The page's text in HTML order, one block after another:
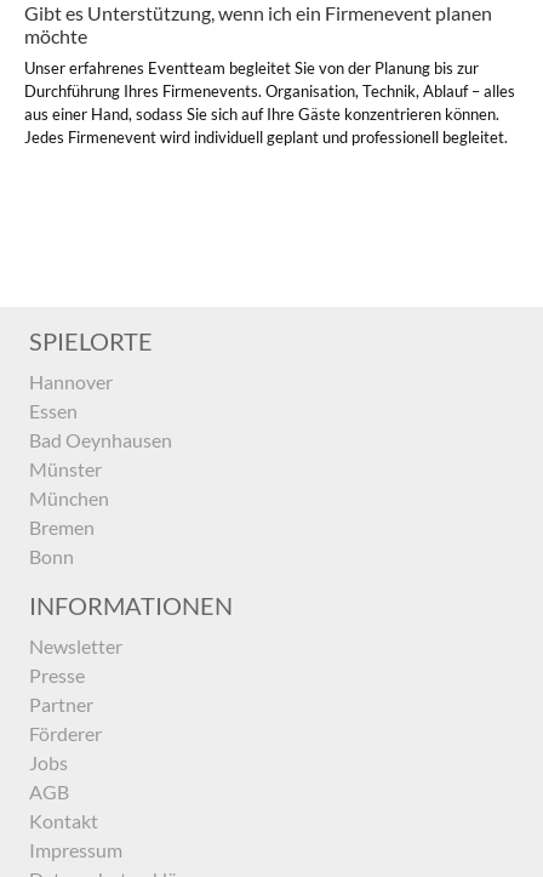
Gibt es Unterstützung, wenn ich ein Firmenevent planen
möchte
Unser erfahrenes Eventteam begleitet Sie von der Planung bis zur
Durchführung Ihres Firmenevents. Organisation, Technik, Ablauf – alles
aus einer Hand, sodass Sie sich auf Ihre Gäste konzentrieren können.
Jedes Firmenevent wird individuell geplant und professionell begleitet.
SPIELORTE
Hannover
Essen
Bad Oeynhausen
Münster
München
Bremen
Bonn
INFORMATIONEN
Newsletter
Presse
Partner
Förderer
Jobs
AGB
Kontakt
Impressum